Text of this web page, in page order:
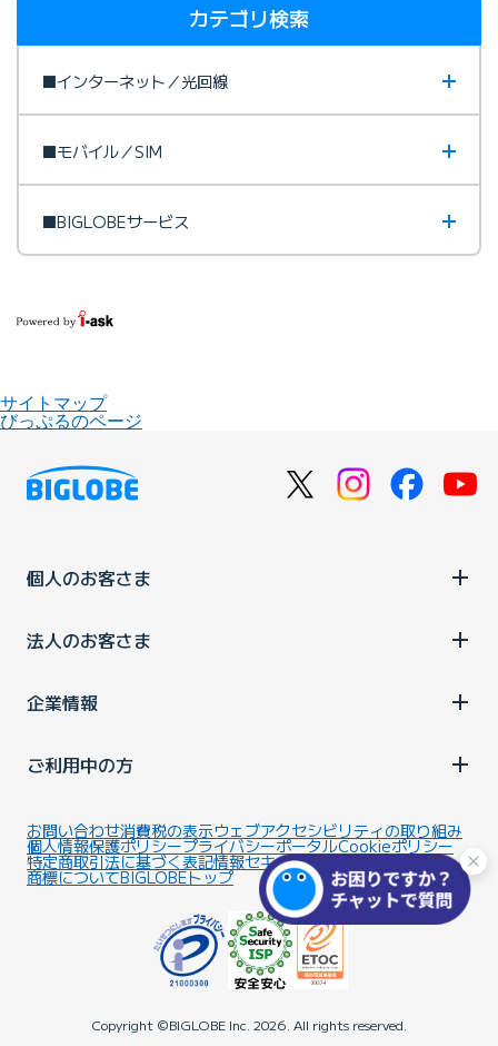
カテゴリ検索
■インターネット／光回線
■モバイル／SIM
■BIGLOBEサービス
サイトマップ
びっぷるのページ
個人のお客さま
法人のお客さま
企業情報
ご利用中の方
お問い合わせ消費税の表示ウェブアクセシビリティの取り組み
個人情報保護ポリシープライバシーポータルCookieポリシー
特定商取引法に基づく表記情報セキュリティ基本方針
商標についてBIGLOBEトップ
Copyright ©BIGLOBE Inc. 2026. All rights reserved.